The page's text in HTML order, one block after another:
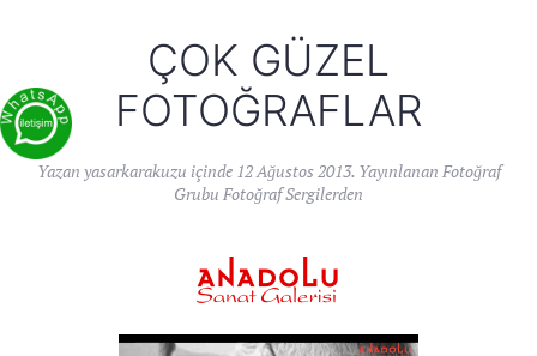
ÇOK GÜZEL
FOTOĞRAFLAR
Yazan yasarkarakuzu içinde 12 Ağustos 2013. Yayınlanan Fotoğraf
Grubu Fotoğraf Sergilerden